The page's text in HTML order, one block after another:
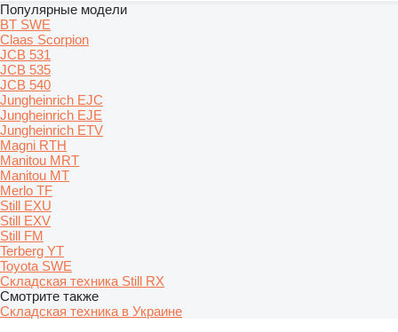
Популярные модели
BT SWE
Claas Scorpion
JCB 531
JCB 535
JCB 540
Jungheinrich EJC
Jungheinrich EJE
Jungheinrich ETV
Magni RTH
Manitou MRT
Manitou MT
Merlo TF
Still EXU
Still EXV
Still FM
Terberg YT
Toyota SWE
Складская техника Still RX
Смотрите также
Складская техника в Украине